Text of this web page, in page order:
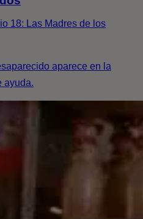
18: Las Madres de los
aparece en la
ayuda.